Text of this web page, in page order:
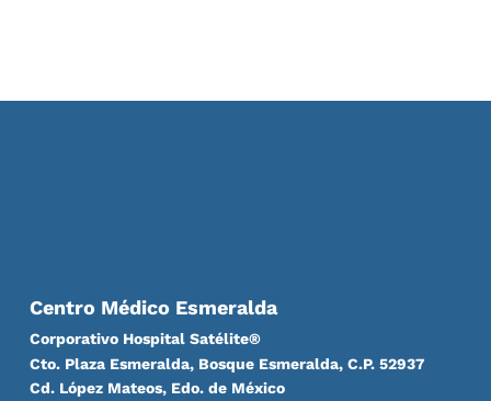
Centro Médico Esmeralda
Corporativo Hospital Satélite®
Cto. Plaza Esmeralda, Bosque Esmeralda, C.P. 52937
Cd. López Mateos, Edo. de México